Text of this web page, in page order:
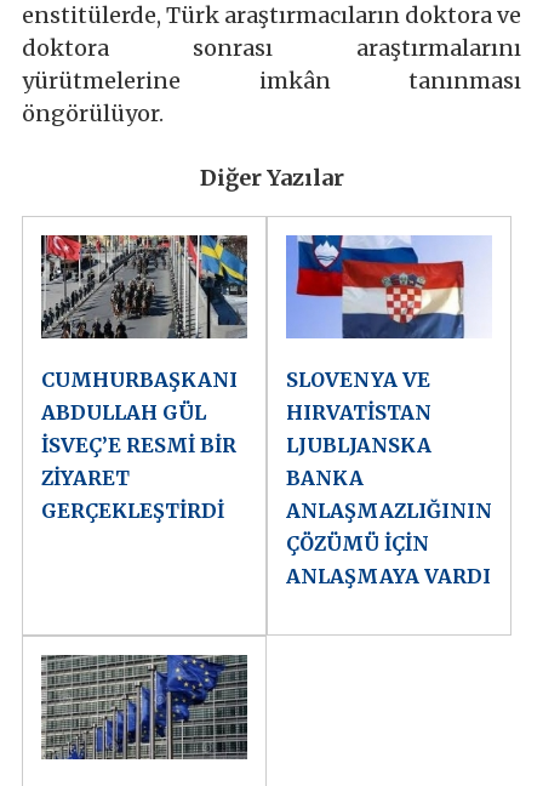
enstitülerde, Türk araştırmacıların doktora ve
doktora sonrası araştırmalarını
yürütmelerine imkân tanınması
öngörülüyor.
Diğer Yazılar
CUMHURBAŞKANI
ABDULLAH GÜL
İSVEÇ’E RESMİ BİR
ZİYARET
GERÇEKLEŞTİRDİ
SLOVENYA VE
HIRVATİSTAN
LJUBLJANSKA
BANKA
ANLAŞMAZLIĞININ
ÇÖZÜMÜ İÇİN
ANLAŞMAYA VARDI